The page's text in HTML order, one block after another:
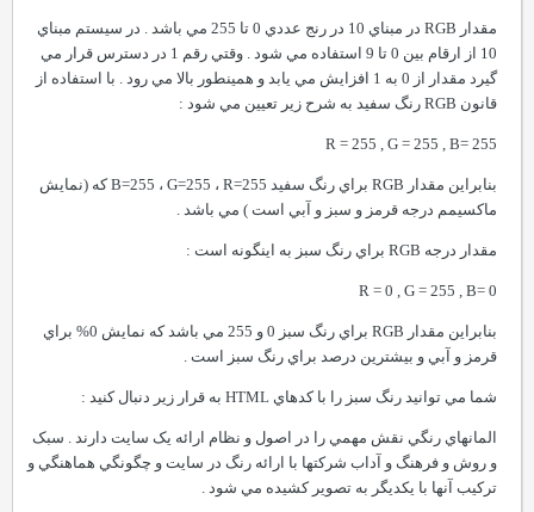
مقدار RGB در مبناي 10 در رنج عددي 0 تا 255 مي باشد . در سيستم مبناي
10 از ارقام بين 0 تا 9 استفاده مي شود . وقتي رقم 1 در دسترس قرار مي
گيرد مقدار از 0 به 1 افزايش مي يابد و همينطور بالا مي رود . با استفاده از
قانون RGB رنگ سفيد به شرح زير تعيين مي شود :
R = 255 , G = 255 , B= 255
بنابراين مقدار RGB براي رنگ سفيد B=255 ، G=255 ، R=255 که (نمايش
ماکسيمم درجه قرمز و سبز و آبي است ) مي باشد .
مقدار درجه RGB براي رنگ سبز به اينگونه است :
R = 0 , G = 255 , B= 0
بنابراين مقدار RGB براي رنگ سبز 0 و 255 مي باشد که نمايش 0% براي
قرمز و آبي و بيشترين درصد براي رنگ سبز است .
شما مي توانيد رنگ سبز را با کدهاي HTML به قرار زير دنبال کنيد :
المانهاي رنگي نقش مهمي را در اصول و نظام ارائه يک سايت دارند . سبک
و روش و فرهنگ و آداب شرکتها با ارائه رنگ در سايت و چگونگي هماهنگي و
ترکيب آنها با يکديگر به تصوير کشيده مي شود .